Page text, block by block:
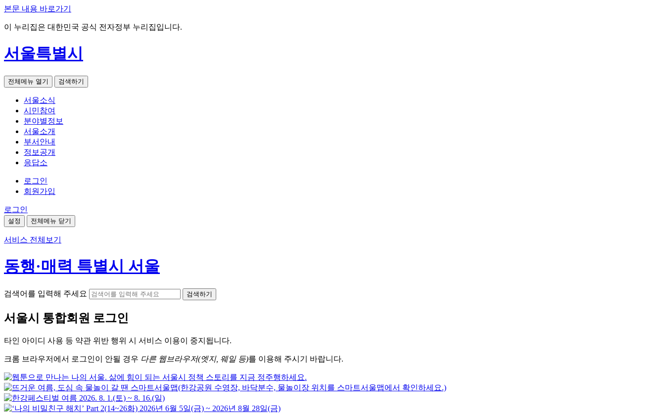
본문 내용 바로가기
이 누리집은 대한민국 공식 전자정부 누리집입니다.
서울특별시
전체메뉴 열기 검색하기
서울소식
시민참여
분야별정보
서울소개
부서안내
정보공개
응답소
로그인
회원가입
로그인
설정 전체메뉴 닫기
서비스 전체보기
동행·매력 특별시 서울
검색어를 입력해 주세요 검색하기
서울시 통합회원 로그인
타인 아이디 사용 등 약관 위반 행위 시 서비스 이용이 중지됩니다.
크롬 브라우저에서 로그인이 안될 경우 다른 웹브라우저(엣지, 웨일 등)를 이용해 주시기 바랍니다.